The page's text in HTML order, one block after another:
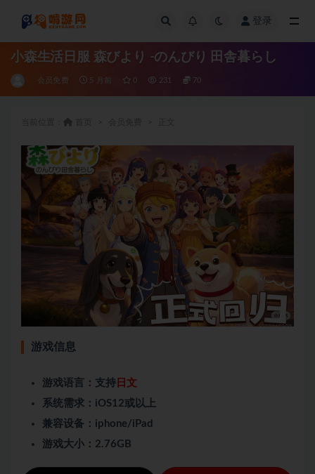
登录
小森生活日服 森びより -のんびり 田舎暮らし
会员免费 5 月前 0 231 70
游戏信息
游戏语言：支持 日文
系统需求：iOS12或以上
兼容设备：iphone/iPad
游戏大小：2.76GB